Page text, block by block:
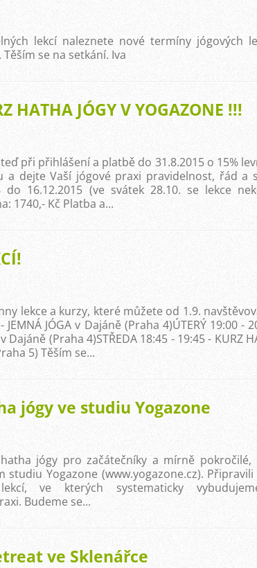
lekcí naleznete nové termíny jógových
se na setkání. Iva
HATHA JÓGY V YOGAZONE !!!
při přihlášení a platbě do 31.8.2015 o 15%
a dejte Vaší jógové praxi pravidelnost, řád a
16.12.2015 (ve svátek 28.10. se lekce
1740,- Kč Platba a...
lekce a kurzy, které můžete od 1.9.
JÓGA v Dajáně (Praha 4)ÚTERÝ 19:00 -
Dajáně (Praha 4)STŘEDA 18:45 - 19:45 - KURZ
5) Těším se...
jógy ve studiu Yogazone
jógy pro začátečníky a mírně pokročilé,
studiu Yogazone (www.yogazone.cz).
ve kterých systematicky
Budeme se...
ve Sklenářce